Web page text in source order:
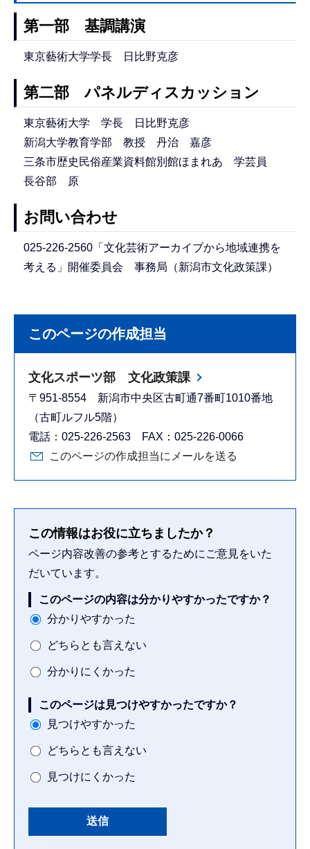
第一部 基調講演
東京藝術大学学長 日比野克彦
第二部 パネルディスカッション
東京藝術大学 学長 日比野克彦
新潟大学教育学部 教授 丹治 嘉彦
三条市歴史民俗産業資料館別館ほまれあ 学芸員
長谷部 原
お問い合わせ
025-226-2560「文化芸術アーカイブから地域連携を
考える」開催委員会 事務局（新潟市文化政策課）
このページの作成担当
文化スポーツ部 文化政策課
〒951-8554 新潟市中央区古町通7番町1010番地
（古町ルフル5階）
電話：025-226-2563 FAX：025-226-0066
このページの作成担当にメールを送る
この情報はお役に立ちましたか？
ページ内容改善の参考とするためにご意見をいた
だいています。
このページの内容は分かりやすかったですか？
分かりやすかった
どちらとも言えない
分かりにくかった
このページは見つけやすかったですか？
見つけやすかった
どちらとも言えない
見つけにくかった